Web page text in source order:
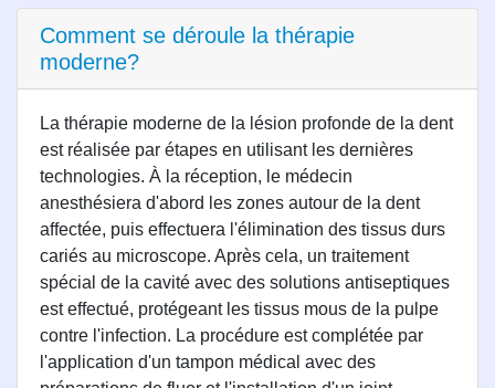
Comment se déroule la thérapie
moderne?
La thérapie moderne de la lésion profonde de la dent
est réalisée par étapes en utilisant les dernières
technologies. À la réception, le médecin
anesthésiera d'abord les zones autour de la dent
affectée, puis effectuera l'élimination des tissus durs
cariés au microscope. Après cela, un traitement
spécial de la cavité avec des solutions antiseptiques
est effectué, protégeant les tissus mous de la pulpe
contre l'infection. La procédure est complétée par
l'application d'un tampon médical avec des